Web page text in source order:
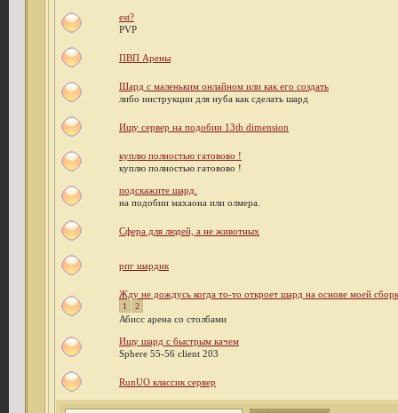
est?
PVP
ПВП Арены
Шард с маленьким онлайном или как его создать
либо инструкции для нуба как сделать шард
Ищу сервер на подобии 13th dimension
куплю полностью гатовово !
куплю полностью гатовово !
подскажите шард.
на подобии махаона или олмера.
Сфера для людей, а не животных
рпг шардик
Жду не дождусь когда то-то откроет шард на основе моей
1 2
Абисс арена со столбами
Ищу шард с быстрым качем
Sphere 55-56 client 203
RunUO классик сервер